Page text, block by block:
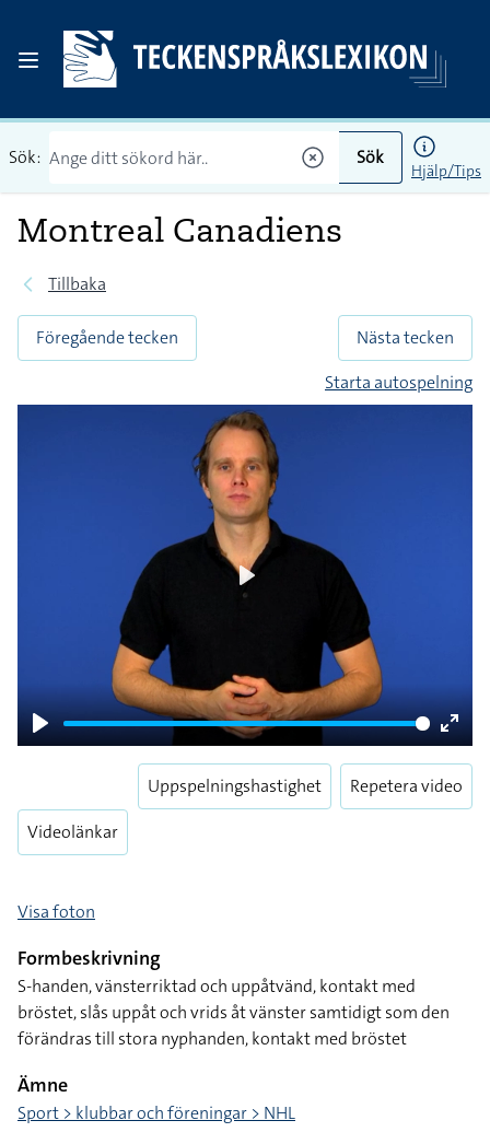
Sök: Sök
Hjälp/Tips
Montreal Canadiens
Tillbaka
Föregående tecken
Nästa tecken
Starta autospelning
Play
Enter
Play
Videolänkar
Uppspelningshastighet Repetera video
Visa foton
Formbeskrivning
S-handen, vänsterriktad och uppåtvänd, kontakt med
bröstet, slås uppåt och vrids åt vänster samtidigt som den
förändras till stora nyphanden, kontakt med bröstet
Ämne
Sport > klubbar och föreningar > NHL